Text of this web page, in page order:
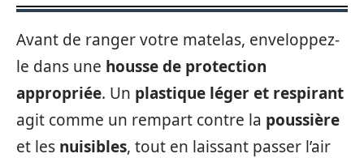
Avant de ranger votre matelas, enveloppez-
le dans une housse de protection
appropriée. Un plastique léger et respirant
agit comme un rempart contre la poussière
et les nuisibles, tout en laissant passer l’air